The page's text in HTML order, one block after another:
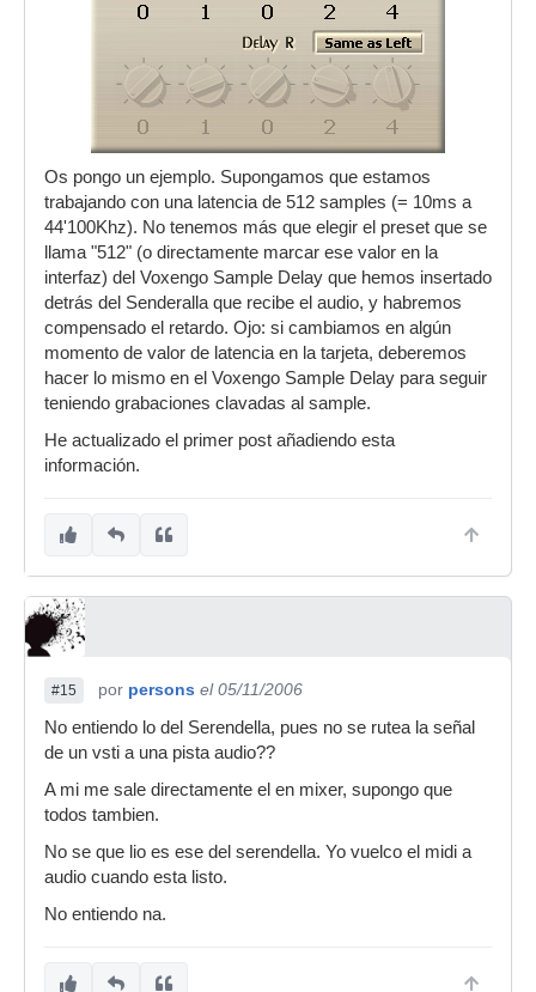
Os pongo un ejemplo. Supongamos que estamos
trabajando con una latencia de 512 samples (= 10ms a
44'100Khz). No tenemos más que elegir el preset que se
llama "512" (o directamente marcar ese valor en la
interfaz) del Voxengo Sample Delay que hemos insertado
detrás del Senderalla que recibe el audio, y habremos
compensado el retardo. Ojo: si cambiamos en algún
momento de valor de latencia en la tarjeta, deberemos
hacer lo mismo en el Voxengo Sample Delay para seguir
teniendo grabaciones clavadas al sample.
He actualizado el primer post añadiendo esta
información.
#15 por persons el 05/11/2006
No entiendo lo del Serendella, pues no se rutea la señal
de un vsti a una pista audio??
A mi me sale directamente el en mixer, supongo que
todos tambien.
No se que lio es ese del serendella. Yo vuelco el midi a
audio cuando esta listo.
No entiendo na.